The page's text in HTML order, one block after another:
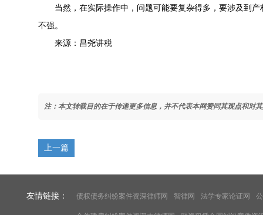
当然，在实际操作中，问题可能要复杂得多，要涉及到产
不强。
来源：昌尧讲税
注：本文转载目的在于传递更多信息，并不代表本网赞同其观点和对
上一篇
友情链接： 债权债务纠纷案件资深律师网 智律网 法学专家论证网